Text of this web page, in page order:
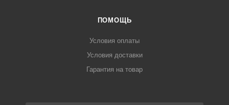
ПОМОЩЬ
Условия оплаты
Условия доставки
Гарантия на товар